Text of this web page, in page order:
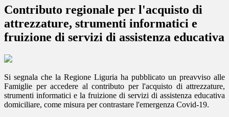
Contributo regionale per l'acquisto di
attrezzature, strumenti informatici e
fruizione di servizi di assistenza educativa
Si segnala che la Regione Liguria ha pubblicato un preavviso alle
Famiglie per accedere al contributo per l'acquisto di attrezzature,
strumenti informatici e la fruizione di servizi di assistenza educativa
domiciliare, come misura per contrastare l'emergenza Covid-19.